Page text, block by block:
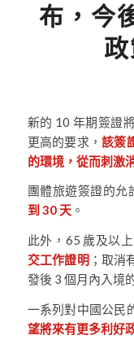
布，今
政
新的 10 年期簽證
更高的要求，該簽
的環境，從而刺激
團體旅遊簽證的允
到 30 天。
此外，65 歲及以
交工作證明；取消
發後 3 個月內入境
一系列對中國公
望將來有更多利好